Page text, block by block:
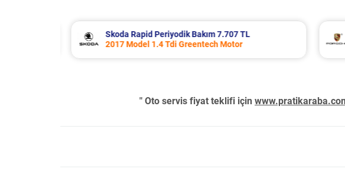
Porsche Panamera Periyodik Bakım 13.533 TL
2011 Model 3.6 4 Motor
" Oto servis fiyat teklifi için